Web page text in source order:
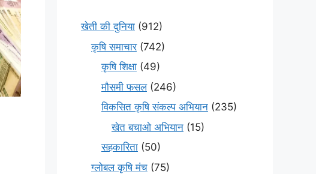
खेती की दुनिया (912)
कृषि समाचार(742)
कृषि शिक्षा (49)
मौसमी फसल(246)
विकसित कृषि संकल्प अभियान (235)
खेत बचाओ अभियान (15)
सहकारिता (50)
ग्लोबल कृषि मंच (75)